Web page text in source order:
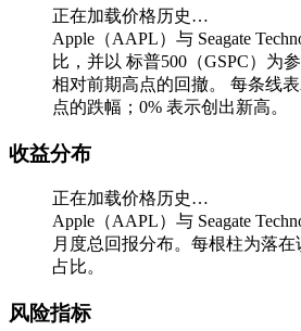
正在加载价格历史…
Apple（AAPL）与 Seagate
比，并以 标普500（GSPC）为
相对前期高点的回撤。
每条线
点的跌幅；0% 表示创出新高。
收益分布
正在加载价格历史…
Apple（AAPL）与 Seagate
月度总回报分布。每根柱为落在
占比。
风险指标